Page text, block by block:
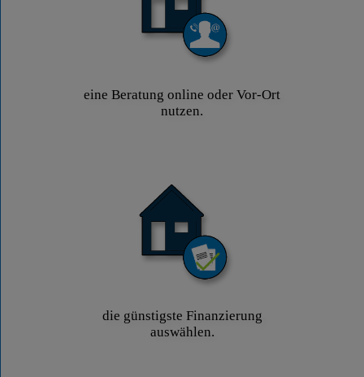
eine Beratung online oder Vor-Ort
nutzen.
die günstigste Finanzierung
auswählen.